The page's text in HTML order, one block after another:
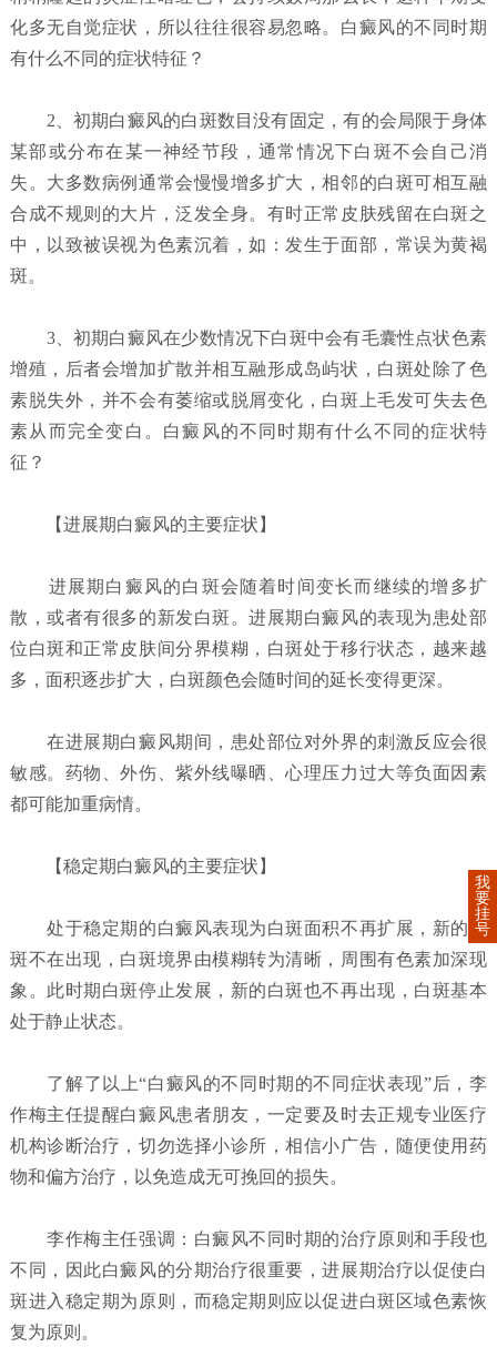
化多无自觉症状，所以往往很容易忽略。白癜风的不同时期
有什么不同的症状特征？
2、初期白癜风的白斑数目没有固定，有的会局限于身体
某部或分布在某一神经节段，通常情况下白斑不会自己消
失。大多数病例通常会慢慢增多扩大，相邻的白斑可相互融
合成不规则的大片，泛发全身。有时正常皮肤残留在白斑之
中，以致被误视为色素沉着，如：发生于面部，常误为黄褐
斑。
3、初期白癜风在少数情况下白斑中会有毛囊性点状色素
增殖，后者会增加扩散并相互融形成岛屿状，白斑处除了色
素脱失外，并不会有萎缩或脱屑变化，白斑上毛发可失去色
素从而完全变白。白癜风的不同时期有什么不同的症状特
征？
【进展期白癜风的主要症状】
进展期白癜风的白斑会随着时间变长而继续的增多扩
散，或者有很多的新发白斑。进展期白癜风的表现为患处部
位白斑和正常皮肤间分界模糊，白斑处于移行状态，越来越
多，面积逐步扩大，白斑颜色会随时间的延长变得更深。
在进展期白癜风期间，患处部位对外界的刺激反应会很
敏感。药物、外伤、紫外线曝晒、心理压力过大等负面因素
都可能加重病情。
【稳定期白癜风的主要症状】
处于稳定期的白癜风表现为白斑面积不再扩展，新的白
斑不在出现，白斑境界由模糊转为清晰，周围有色素加深现
象。此时期白斑停止发展，新的白斑也不再出现，白斑基本
处于静止状态。
了解了以上“白癜风的不同时期的不同症状表现”后，李
作梅主任提醒白癜风患者朋友，一定要及时去正规专业医疗
机构诊断治疗，切勿选择小诊所，相信小广告，随便使用药
物和偏方治疗，以免造成无可挽回的损失。
李作梅主任强调：白癜风不同时期的治疗原则和手段也
不同，因此白癜风的分期治疗很重要，进展期治疗以促使白
斑进入稳定期为原则，而稳定期则应以促进白斑区域色素恢
复为原则。
我
要
挂
号